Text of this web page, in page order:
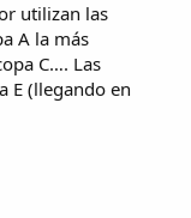
utilizan las
A la más
C…. Las
E (llegando en